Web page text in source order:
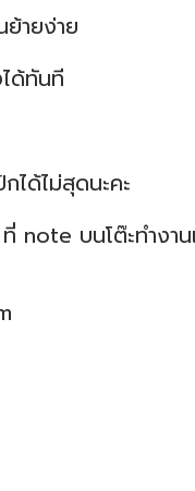
ย้ายง่าย
ด้ทันที
ได้ไม่สุดนะคะ
ที่ note บนโต๊ะทำ